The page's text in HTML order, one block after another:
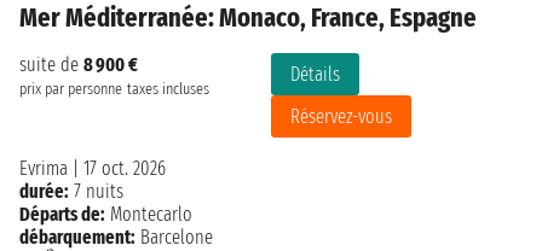
Mer Méditerranée: Monaco, France, Espagne
suite de 8 900 €
prix par personne taxes incluses
Détails
Réservez-vous
Evrima
17 oct. 2026
durée: 7 nuits
Départs de: Montecarlo
débarquement: Barcelone